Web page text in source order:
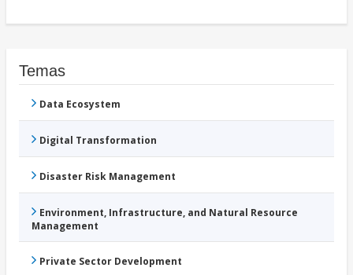
Temas
Data Ecosystem
Digital Transformation
Disaster Risk Management
Environment, Infrastructure, and Natural Resource
Management
Private Sector Development